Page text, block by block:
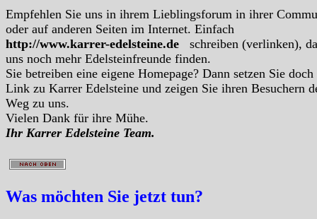
Empfehlen Sie uns in ihrem Lieblingsforum in ihrer
oder auf anderen Seiten im Internet. Einfach
http://www.karrer-edelsteine.de
schreiben (verlinken),
uns noch mehr Edelsteinfreunde finden.
Sie betreiben eine eigene Homepage? Dann setzen Sie doch
Link zu Karrer Edelsteine und zeigen Sie ihren Besuchern
Weg zu uns.
Vielen Dank für ihre Mühe.
Ihr Karrer Edelsteine Team.
Was möchten Sie jetzt tun?